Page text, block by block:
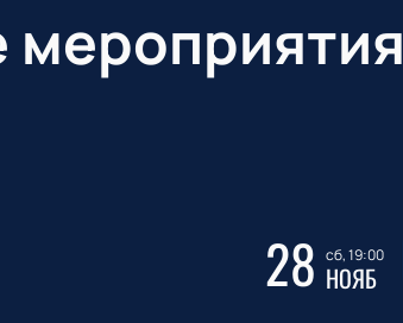
28 сб, 19:00
НОЯБ